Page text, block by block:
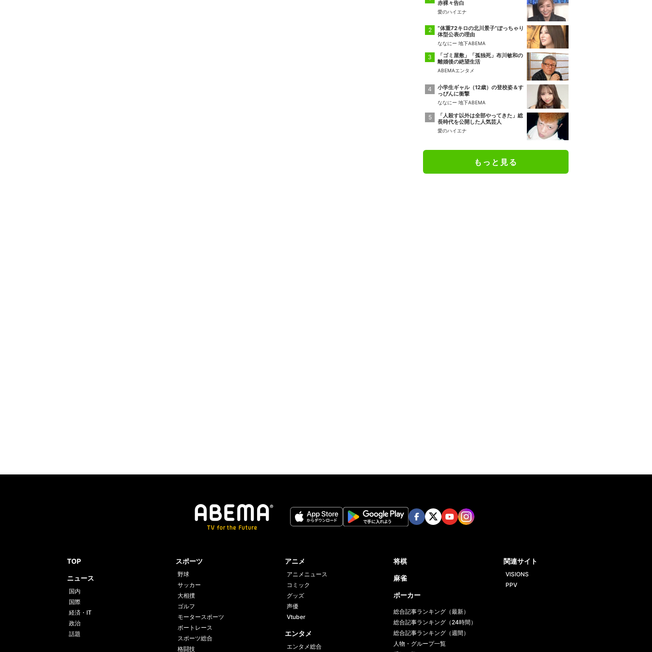
赤裸々告白
愛のハイエナ
“体重72キロの北川景子”ぽっちゃり
体型公表の理由
ななにー 地下ABEMA
「ゴミ屋敷」「孤独死」布川敏和の
離婚後の絶望生活
ABEMAエンタメ
小学生ギャル（12歳）の登校姿＆す
っぴんに衝撃
ななにー 地下ABEMA
「人殺す以外は全部やってきた」総
長時代を公開した人気芸人
愛のハイエナ
もっと見る
TOP
ニュース
国内
国際
経済・IT
政治
話題
スポーツ
野球
サッカー
大相撲
ゴルフ
モータースポーツ
ボートレース
スポーツ総合
格闘技
アニメ
アニメニュース
コミック
グッズ
声優
Vtuber
エンタメ
エンタメ総合
将棋
麻雀
ポーカー
総合記事ランキング（最新）
総合記事ランキング（24時間）
総合記事ランキング（週間）
人物・グループ一覧
関連サイト
VISIONS
PPV